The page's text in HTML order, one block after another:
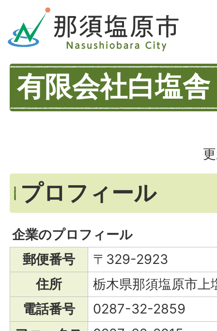
有限会社白塩舎
プロフィール
企業のプロフィール
郵便番号
〒329-2923
住所
栃木県那須塩原市
電話番号
0287-32-2859